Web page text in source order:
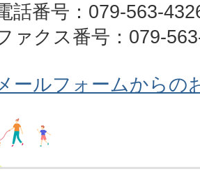
話番号：079-563-
ァクス番号：079-
ールフォームからの